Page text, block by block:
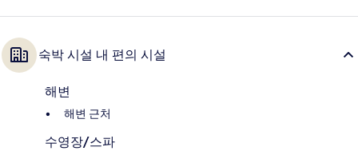
숙박 시설 내 편의 시설
해변
해변 근처
수영장/스파